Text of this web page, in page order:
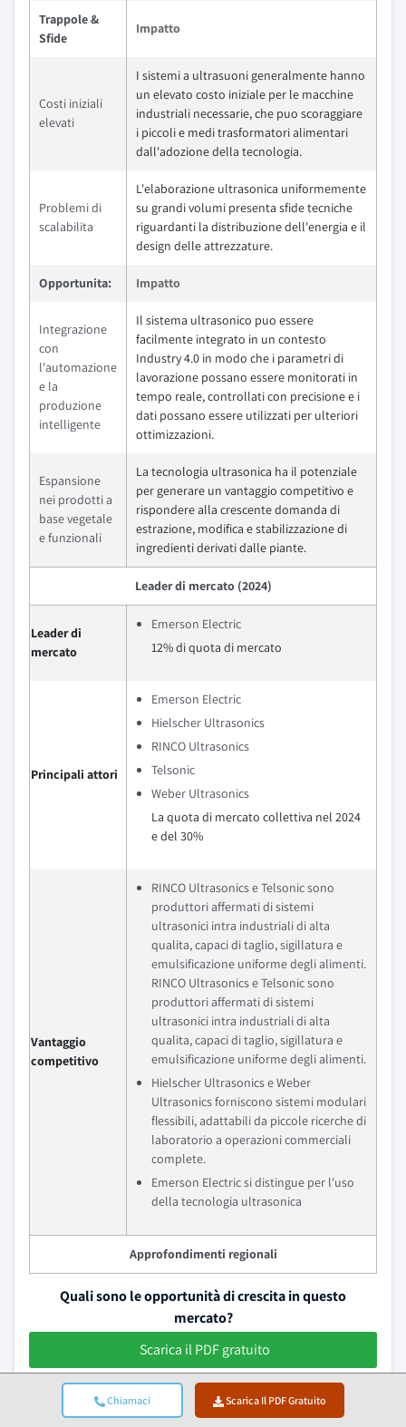
Chiamaci Scarica Il PDF Gratuito
Trappole &
Sfide
Impatto
Costi iniziali
elevati
I sistemi a ultrasuoni generalmente hanno
un elevato costo iniziale per le macchine
industriali necessarie, che puo scoraggiare
i piccoli e medi trasformatori alimentari
dall'adozione della tecnologia.
Problemi di
scalabilita
L'elaborazione ultrasonica uniformemente
su grandi volumi presenta sfide tecniche
riguardanti la distribuzione dell'energia e il
design delle attrezzature.
Opportunita: Impatto
Integrazione
con
l'automazione
e la
produzione
intelligente
Il sistema ultrasonico puo essere
facilmente integrato in un contesto
Industry 4.0 in modo che i parametri di
lavorazione possano essere monitorati in
tempo reale, controllati con precisione e i
dati possano essere utilizzati per ulteriori
ottimizzazioni.
Espansione
nei prodotti a
base vegetale
e funzionali
La tecnologia ultrasonica ha il potenziale
per generare un vantaggio competitivo e
rispondere alla crescente domanda di
estrazione, modifica e stabilizzazione di
ingredienti derivati dalle piante.
Leader di mercato (2024)
Leader di
mercato
Emerson Electric
12% di quota di mercato
Principali attori
Emerson Electric
Hielscher Ultrasonics
RINCO Ultrasonics
Telsonic
Weber Ultrasonics
La quota di mercato collettiva nel 2024
e del 30%
Vantaggio
competitivo
RINCO Ultrasonics e Telsonic sono
produttori affermati di sistemi
ultrasonici intra industriali di alta
qualita, capaci di taglio, sigillatura e
emulsificazione uniforme degli alimenti.
RINCO Ultrasonics e Telsonic sono
produttori affermati di sistemi
ultrasonici intra industriali di alta
qualita, capaci di taglio, sigillatura e
emulsificazione uniforme degli alimenti.
Hielscher Ultrasonics e Weber
Ultrasonics forniscono sistemi modulari
flessibili, adattabili da piccole ricerche di
laboratorio a operazioni commerciali
complete.
Emerson Electric si distingue per l'uso
della tecnologia ultrasonica
Approfondimenti regionali
Quali sono le opportunità di crescita in questo
mercato?
Scarica il PDF gratuito
Ultrasonic Food Processing Technology Market
News